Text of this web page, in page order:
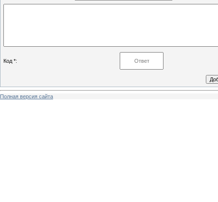
Код *:
Полная версия сайта